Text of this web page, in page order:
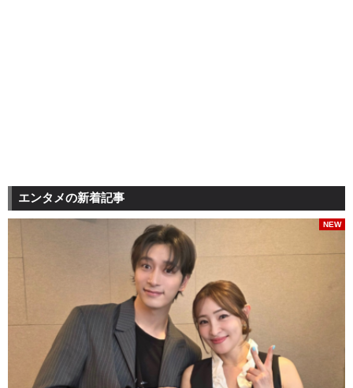
エンタメの新着記事
NEW